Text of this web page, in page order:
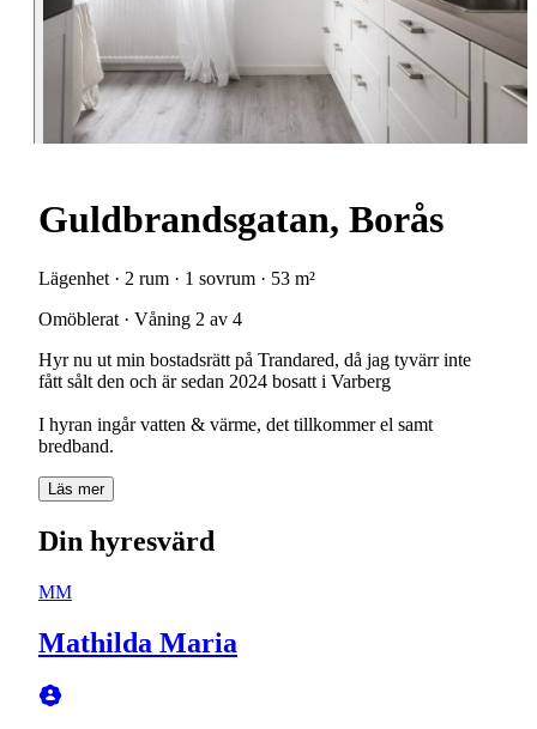
Guldbrandsgatan, Borås
Lägenhet · 2 rum · 1 sovrum · 53 m²
Omöblerat · Våning 2 av 4
Hyr nu ut min bostadsrätt på Trandared, då jag tyvärr inte
fått sålt den och är sedan 2024 bosatt i Varberg
I hyran ingår vatten & värme, det tillkommer el samt
bredband.
Läs mer
Din hyresvärd
MM
Mathilda Maria